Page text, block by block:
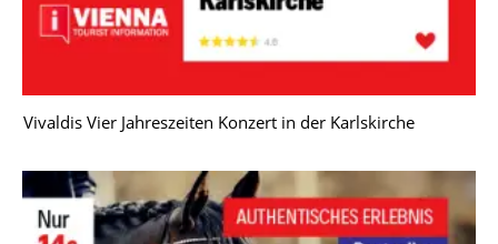
Vivaldis Vier Jahreszeiten Konzert in der Karlskirche